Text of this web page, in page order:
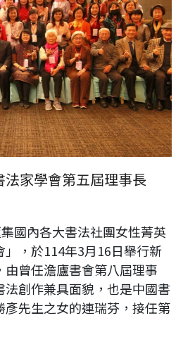
家學會第五屆理事長
國內各大書法社團女性菁英
，於114年3月16日舉行新
曾任澹廬書會第八屆理事
創作兼具面貌，也是中國書
先生之女的連瑞芬，接任第